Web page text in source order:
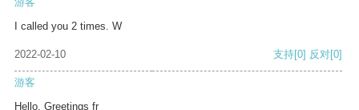
I called you 2 times. W
2022-02-10 支持[0] 反对[0]
游客
Hello, Greetings fr